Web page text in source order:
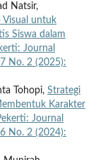
Natsir,
Visual untuk
Siswa dalam
Journal
No. 2 (2025):
Tohopi, Strategi
Karakter
Journal
No. 2 (2024):